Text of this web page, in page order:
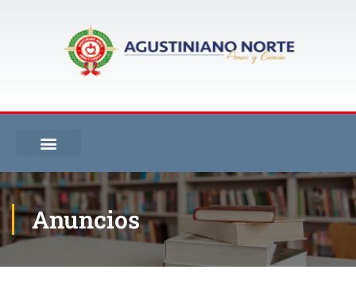
Anuncios